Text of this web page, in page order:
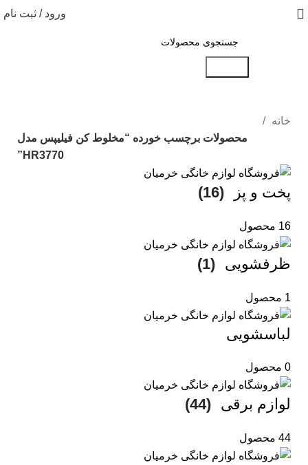
ورود / ثبت نام
خانه
محصولات برچسب خورده “مخلوط کن فیلیپس مدل
HR3770”
پخت و پز (16)
16 محصول
ظرفشویی (1)
1 محصول
لباسشویی
0 محصول
لوازم برقی (44)
44 محصول